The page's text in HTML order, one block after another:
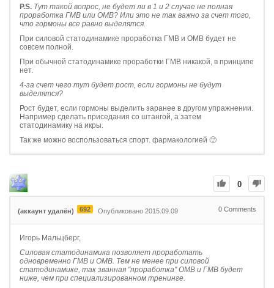
P.S. Тут такой вопрос, не будет ли в 1 и 2 случае не полная
проработка ГМВ или ОМВ? Или это не так важно за счет того,
что гормоны все равно выделятся.
При силовой статодинамике проработка ГМВ и ОМВ будет не
совсем полной.
При обычной статодинамике проработки ГМВ никакой, в принципе
нет.
4-за счет чего тут будет рост, если гормоны не будут
выделятся?
Рост будет, если гормоны выделить заранее в другом упражнении.
Например сделать приседания со штангой, а затем
статодинамику на икры.
Так же можно воспользоваться спорт. фармакологией 🙂
0
(аккаунт удалён) 692 Опубликовано 2015.09.09 0 Comments
Игорь Мальцберг,
Силовая статодинамика позволяет проработать
одновременно ГМВ и ОМВ. Тем не менее при силовой
статодинамике, так званная "проработка" ОМВ и ГМВ будет
ниже, чем при специализированном тренинге.